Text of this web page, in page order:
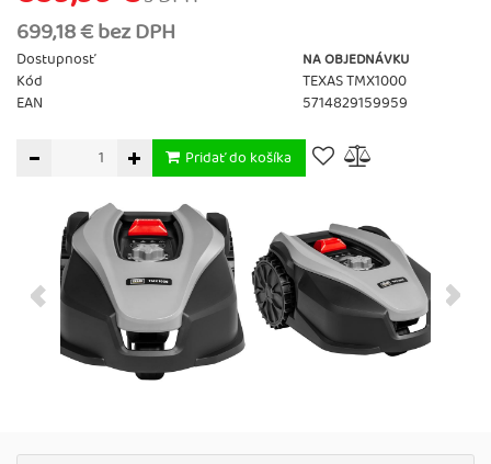
699,18 € bez DPH
Dostupnosť NA OBJEDNÁVKU
Kód
TEXAS TMX1000
EAN
5714829159959
Pridať do košíka